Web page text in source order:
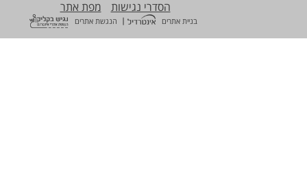
מפת אתר
|הנגשת אתרים